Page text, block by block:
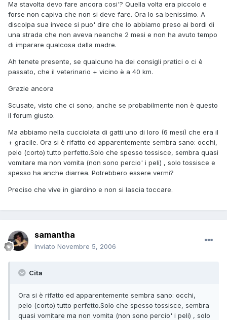
Ma stavolta devo fare ancora cosi'? Quella volta era piccolo e
forse non capiva che non si deve fare. Ora lo sa benissimo. A
discolpa sua invece si puo' dire che lo abbiamo preso ai bordi di
una strada che non aveva neanche 2 mesi e non ha avuto tempo
di imparare qualcosa dalla madre.
Ah tenete presente, se qualcuno ha dei consigli pratici o ci è
passato, che il veterinario + vicino è a 40 km.
Grazie ancora
Scusate, visto che ci sono, anche se probabilmente non è questo
il forum giusto.
Ma abbiamo nella cucciolata di gatti uno di loro (6 mesi) che era il
+ gracile. Ora si è rifatto ed apparentemente sembra sano: occhi,
pelo (corto) tutto perfetto.Solo che spesso tossisce, sembra quasi
vomitare ma non vomita (non sono percio' i peli) , solo tossisce e
spesso ha anche diarrea. Potrebbero essere vermi?
Preciso che vive in giardino e non si lascia toccare.
samantha
Inviato Novembre 5, 2006
Cita
Ora si è rifatto ed apparentemente sembra sano: occhi,
pelo (corto) tutto perfetto.Solo che spesso tossisce, sembra
quasi vomitare ma non vomita (non sono percio' i peli) , solo